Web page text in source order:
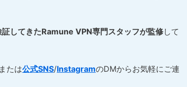
してきたRamune VPN専門スタッフが監修して
または公式SNS/InstagramのDMからお気軽にご連